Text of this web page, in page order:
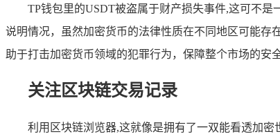
TP钱包里的USDT被盗属于财产损失事件,这可不
说明情况，虽然加密货币的法律性质在不同地区可能存
助于打击加密货币领域的犯罪行为，保障整个市场的安
关注区块链交易记录
利用区块链浏览器,这就像是拥有了一双能看透加